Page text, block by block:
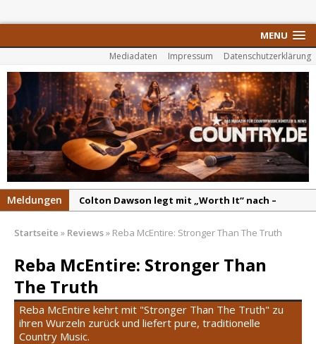
MENU
Mediadaten Impressum Datenschutzerklärung
Meldungen
Colton Dawson legt mit „Worth It“ nach –
Carly Pearce hinterfragt den ständigen
Vergleich mit anderen
Ella Langley schreibt Musikgeschichte:
„Choosin‘ Texas“ gehört zu den größten Hits
aller Zeiten
pez veröffentlicht neue Single „Late Night
Startseite » Reviews» Reba McEntire: Stronger Than The Truth
Reba McEntire: Stronger Than
The Truth
Reba McEntire kehrt mit "Stronger Than The Truth" zu
ihren Wurzeln zurück und liefert pure, traditionelle
Country Music.